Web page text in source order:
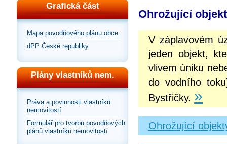
Grafická část
Mapa povodňového plánu obce
dPP České republiky
Plány vlastníků nem.
Práva a povinnosti vlastníků
nemovitostí
Formulář pro tvorbu povodňových
plánů vlastníků nemovitostí
Ohrožující
V záplavovém
jeden objekt,
vlivem úniku
do vodního
Bystřičky. »
Ohrožující